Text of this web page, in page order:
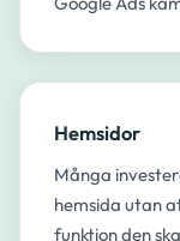
Hemsidor
Många
hemsida utan
funktion den